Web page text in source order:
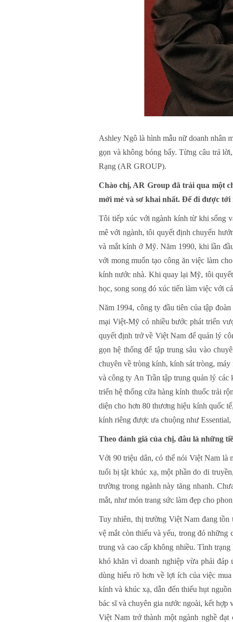
Ashley Ngô là hình mẫu nữ doanh nhân
gọn và không bóng bẩy. Từng câu trả
Rạng (AR GROUP).
Chào chị, AR Group đã trải qua một
mới mẻ và sơ khai nhất. Để đi được
Tôi tiếp xúc với ngành kính từ khi sống
mê với ngành, tôi quyết định chuyển
và mắt kính ở Mỹ. Năm 1990, khi lần
với mong muốn tạo công ăn việc làm
kính nước nhà. Khi quay lại Mỹ, tôi
học, song song đó xúc tiến làm việc với
Năm 1994, công ty đầu tiên của tập
mại Việt-Mỹ có nhiều bước phát triển
quyết định trở về Việt Nam để quản lý
gọn hệ thống để tập trung sâu vào
chuyên về tròng kính, kính sát tròng,
và công ty An Trần tập trung quản lý
triển hệ thống cửa hàng kính thuốc trải
diện cho hơn 80 thương hiệu kính quốc
kính riêng được ưa chuộng như
Theo đánh giá của chị, đâu là những
Với 90 triệu dân, có thể nói Việt Nam là
tuổi bị tật khúc xạ, một phần do di
trường trong ngành này tăng nhanh.
mắt, như món trang sức làm đẹp cho
Tuy nhiên, thị trường Việt Nam đang tồn
vệ mắt còn thiếu và yếu, trong đó những
trung và cao cấp không nhiều. Tình
khó khăn vì doanh nghiệp vừa phải đáp
dùng hiểu rõ hơn về lợi ích của việc
kính và khúc xạ, dẫn đến thiếu hụt
bác sĩ và chuyên gia nước ngoài, kết
Việt Nam trở thành một ngành nghề